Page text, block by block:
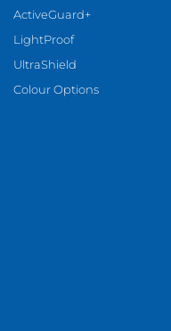
ActiveGuard+
LightProof
UltraShield
Colour Options